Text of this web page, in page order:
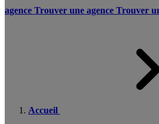
agence Trouver une agence Trouver
Accueil